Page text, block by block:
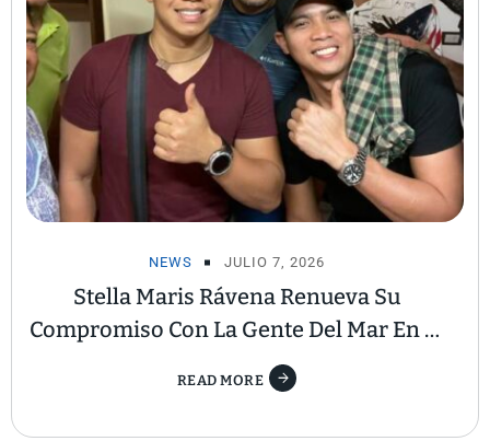
NEWS JULIO 7, 2026
Stella Maris Rávena Renueva Su
Compromiso Con La Gente Del Mar En El
Domingo Del Mar 2026
READ MORE